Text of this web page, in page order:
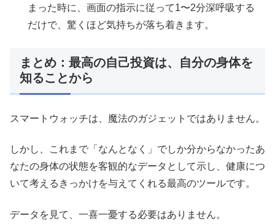
まった時に、画面の指示に従って1〜2分深呼吸する
だけで、驚くほど気持ちが落ち着きます。
まとめ：最高の自己投資は、自分の身体を
知ることから
スマートウォッチは、魔法のガジェットではありません。
しかし、これまで「なんとなく」でしか分からなかったあ
なたの身体の状態を客観的なデータとして示し、健康につ
いて考えるきっかけを与えてくれる最高のツールです。
データを見て、一喜一憂する必要はありません。